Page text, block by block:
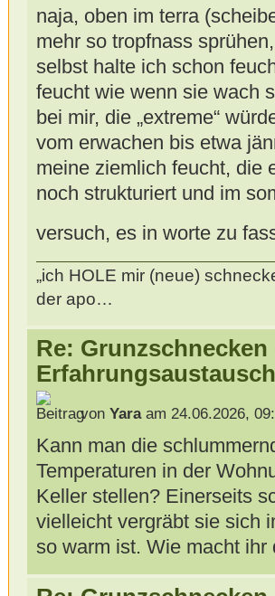
naja, oben im terra
mehr so tropfnass
selbst halte ich schon
feucht wie wenn sie wach
bei mir, die „extreme“
vom erwachen bis etwa
meine ziemlich feucht, die
noch strukturiert und im
versuch, es in worte zu
„ich HOLE mir (neue)
der apo…
Re:
Erfahrungsaustausch
von Yaraam 24.06.2026,
Kann man die
Temperaturen in der
Keller stellen? Einerseits
vielleicht vergräbt sie sich
so warm ist. Wie macht ihr